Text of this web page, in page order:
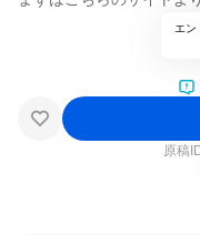
エン
原稿